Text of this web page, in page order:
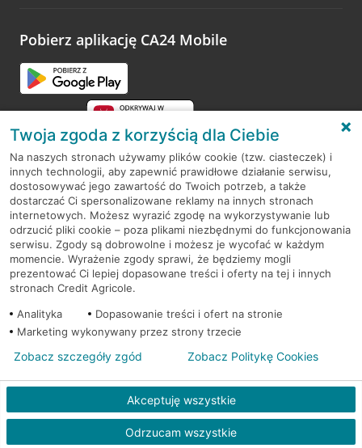
Pobierz aplikację CA24 Mobile
RODO
Regulamin serwisu
Mapa serwisu
PolitykaCookies
© 2026 Credit Agricole Bank Polska S.A. Wszelkie prawa zastrzeżone
Twoja zgoda z korzyścią dla Ciebie
Na naszych stronach używamy plików cookie (tzw. ciasteczek) i
innych technologii, aby zapewnić prawidłowe działanie serwisu,
dostosowywać jego zawartość do Twoich potrzeb, a także
dostarczać Ci spersonalizowane reklamy na innych stronach
internetowych. Możesz wyrazić zgodę na wykorzystywanie lub
odrzucić pliki cookie – poza plikami niezbędnymi do funkcjonowania
serwisu. Zgody są dobrowolne i możesz je wycofać w każdym
momencie. Wyrażenie zgody sprawi, że będziemy mogli
prezentować Ci lepiej dopasowane treści i oferty na tej i innych
stronach Credit Agricole.
Analityka
Dopasowanie treści i ofert na stronie
Marketing wykonywany przez strony trzecie
Akceptuję wszystkie
Odrzucam wszystkie
Zobacz szczegóły zgód Zobacz Politykę Cookies